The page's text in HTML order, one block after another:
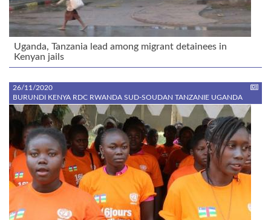
Uganda, Tanzania lead among migrant detainees in
Kenyan jails
26/11/2020
BURUNDI KENYA RDC RWANDA SUD-SOUDAN TANZANIE UGANDA